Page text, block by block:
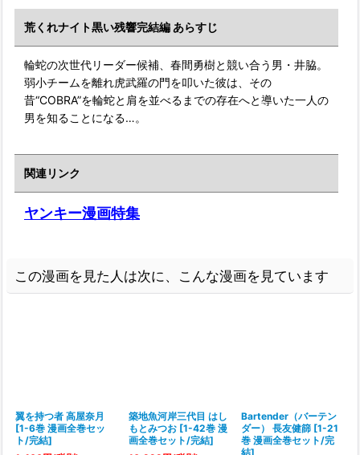
荒くれナイト黒い残響完結編 あらすじ
輪蛇の次世代リーダー候補、春間勇樹と競い合う男・井脇。
弱小チームを離れ虎武羅の門を叩いた彼は、その
昔“COBRA”を輪蛇と肩を並べるまでの存在へと導いた一人の
男を知ることになる…。
関連リンク
ヤンキー漫画特集
この漫画を見た人は次に、こんな漫画を見ています
翼を持つ者 高屋奈月
[1-6巻 漫画全巻セッ
ト/完結]
築地魚河岸三代目 はし
もとみつお [1-42巻 漫
画全巻セット/完結]
Bartender（バーテン
ダー） 長友健篩 [1-21
巻 漫画全巻セット/完
結]